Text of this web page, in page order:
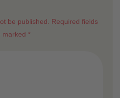
be published. Required fields
marked *